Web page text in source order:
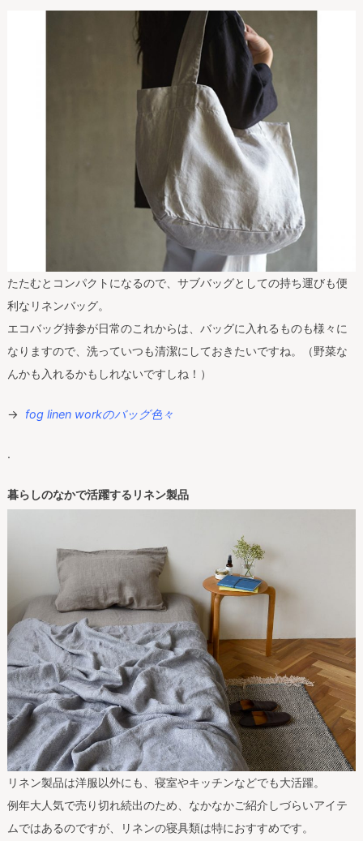
たたむとコンパクトになるので、サブバッグとしての持ち運びも便
利なリネンバッグ。
エコバッグ持参が日常のこれからは、バッグに入れるものも様々に
なりますので、洗っていつも清潔にしておきたいですね。（野菜な
んかも入れるかもしれないですしね！）
→ fog linen workのバッグ色々
.
暮らしのなかで活躍するリネン製品
リネン製品は洋服以外にも、寝室やキッチンなどでも大活躍。
例年大人気で売り切れ続出のため、なかなかご紹介しづらいアイテ
ムではあるのですが、リネンの寝具類は特におすすめです。